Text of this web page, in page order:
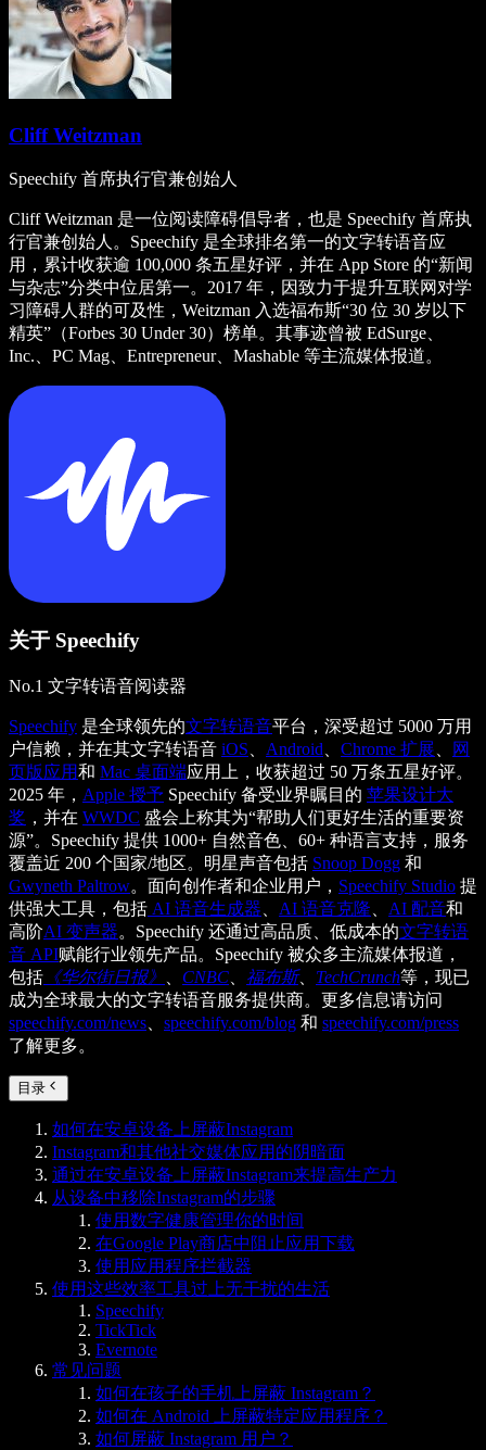
Cliff Weitzman
Speechify 首席执行官兼创始人
Cliff Weitzman 是一位阅读障碍倡导者，也是 Speechify 首席执
行官兼创始人。Speechify 是全球排名第一的文字转语音应
用，累计收获逾 100,000 条五星好评，并在 App Store 的“新闻
与杂志”分类中位居第一。2017 年，因致力于提升互联网对学
习障碍人群的可及性，Weitzman 入选福布斯“30 位 30 岁以下
精英”（Forbes 30 Under 30）榜单。其事迹曾被 EdSurge、
Inc.、PC Mag、Entrepreneur、Mashable 等主流媒体报道。
关于 Speechify
No.1 文字转语音阅读器
Speechify 是全球领先的文字转语音平台，深受超过 5000 万用
户信赖，并在其文字转语音 iOS Android Chrome 扩展
网
页版应用和 Mac 桌面端应用上，收获超过 50 万条五星好评。
2025 年， Apple 授予 Speechify 备受业界瞩目的 苹果设计大
奖 ，并在 WWDC 盛会上称其为“帮助人们更好生活的重要资
源”。Speechify 提供 1000+ 自然音色、60+ 种语言支持，服务
覆盖近 200 个国家/地区。明星声音包括 Snoop Dogg 和
Gwyneth Paltrow。面向创作者和企业用户， Speechify Studio 提
供强大工具，包括 AI 语音生成器 AI 语音克隆 AI 配音和
高阶AI 变声器。Speechify 还通过高品质、低成本的文字转语
音 API赋能行业领先产品。Speechify 被众多主流媒体报道，
包括 《华尔街日报》 CNBC 福布斯、 TechCrunch等，现已
成为全球最大的文字转语音服务提供商。更多信息请访问
speechify.com/news
speechify.com/blog 和 speechify.com/press
了解更多。
目录
如何在安卓设备上屏蔽Instagram
Instagram和其他社交媒体应用的阴暗面
通过在安卓设备上屏蔽Instagram来提高生产力
从设备中移除Instagram的步骤
使用数字健康管理你的时间
在Google Play商店中阻止应用下载
使用应用程序拦截器
使用这些效率工具过上无干扰的生活
Speechify
TickTick
Evernote
常见问题
如何在孩子的手机上屏蔽 Instagram？
如何在 Android 上屏蔽特定应用程序？
如何屏蔽 Instagram 用户？